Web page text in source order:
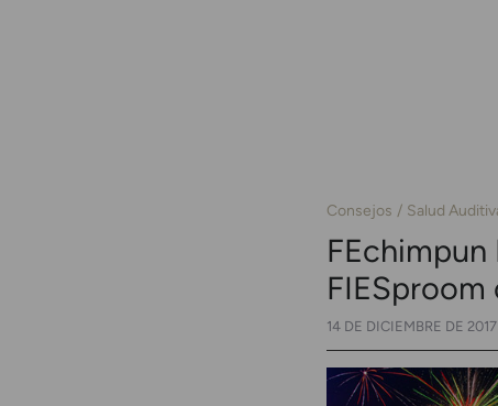
Consejos Salud
FEchimpun
14 DE DICIEMBRE DE 2017